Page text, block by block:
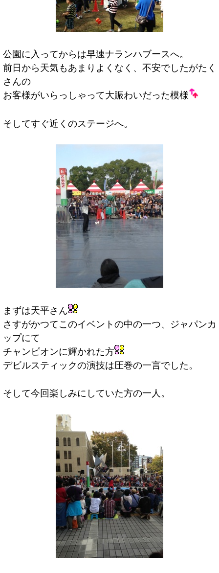
公園に入ってからは早速ナランハブースへ。
前日から天気もあまりよくなく、不安でしたがたく
さんの
お客様がいらっしゃって大賑わいだった模様
そしてすぐ近くのステージへ。
まずは天平さん
さすがかつてこのイベントの中の一つ、ジャパンカ
ップにて
チャンピオンに輝かれた方
デビルスティックの演技は圧巻の一言でした。
そして今回楽しみにしていた方の一人。